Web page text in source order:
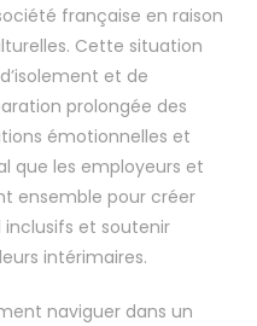
française en raison
Cette situation
et de
prolongée des
émotionnelles et
que les employeurs et
ensemble pour créer
et soutenir
intérimaires.
naviguer dans un